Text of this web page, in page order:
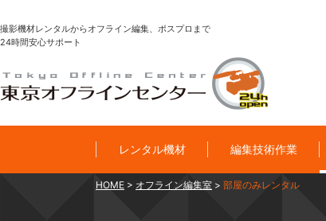
撮影機材レンタルからオフライン編集、ポスプロまで
24時間安心サポート
レンタル機材 編集技術作業
HOME > オフライン編集室 > 部屋のみレンタル